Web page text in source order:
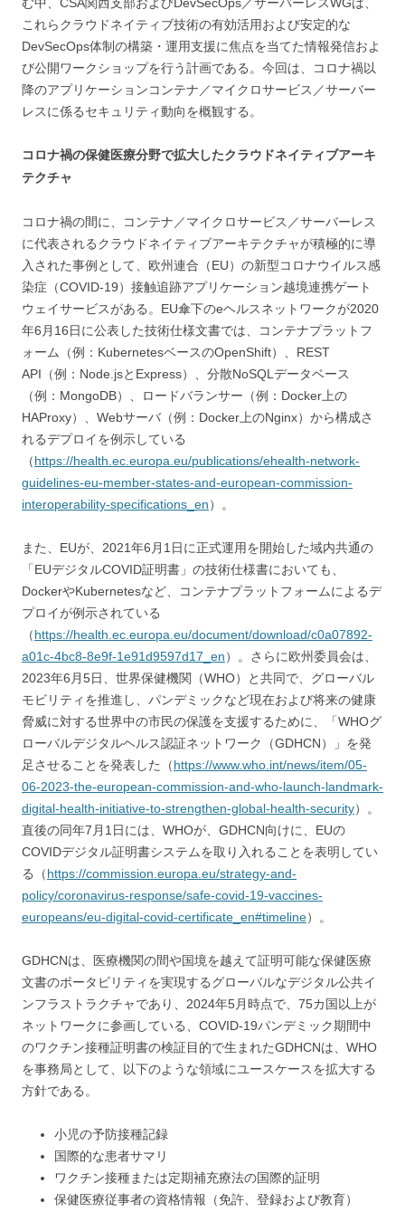
これらクラウドネイティブ技術の有効活用および安定的な
DevSecOps体制の構築・運用支援に焦点を当てた情報発信およ
び公開ワークショップを行う計画である。今回は、コロナ禍以
降のアプリケーションコンテナ／マイクロサービス／サーバー
レスに係るセキュリティ動向を概観する。
コロナ禍の保健医療分野で拡大したクラウドネイティブアーキ
テクチャ
コロナ禍の間に、コンテナ／マイクロサービス／サーバーレス
に代表されるクラウドネイティブアーキテクチャが積極的に導
入された事例として、欧州連合（EU）の新型コロナウイルス感
染症（COVID-19）接触追跡アプリケーション越境連携ゲート
ウェイサービスがある。EU傘下のeヘルスネットワークが2020
年6月16日に公表した技術仕様文書では、コンテナプラットフ
ォーム（例：KubernetesベースのOpenShift）、REST
API（例：Node.jsとExpress）、分散NoSQLデータベース
（例：MongoDB）、ロードバランサー（例：Docker上の
HAProxy）、Webサーバ（例：Docker上のNginx）から構成さ
れるデプロイを例示している
（https://health.ec.europa.eu/publications/ehealth-network-
guidelines-eu-member-states-and-european-commission-
interoperability-specifications_en）。
また、EUが、2021年6月1日に正式運用を開始した域内共通の
「EUデジタルCOVID証明書」の技術仕様書においても、
DockerやKubernetesなど、コンテナプラットフォームによるデ
プロイが例示されている
（https://health.ec.europa.eu/document/download/c0a07892-
a01c-4bc8-8e9f-1e91d9597d17_en）。さらに欧州委員会は、
2023年6月5日、世界保健機関（WHO）と共同で、グローバル
モビリティを推進し、パンデミックなど現在および将来の健康
脅威に対する世界中の市民の保護を支援するために、「WHOグ
ローバルデジタルヘルス認証ネットワーク（GDHCN）」を発
足させることを発表した（https://www.who.int/news/item/05-
06-2023-the-european-commission-and-who-launch-landmark-
digital-health-initiative-to-strengthen-global-health-security）。
直後の同年7月1日には、WHOが、GDHCN向けに、EUの
COVIDデジタル証明書システムを取り入れることを表明してい
る（https://commission.europa.eu/strategy-and-
policy/coronavirus-response/safe-covid-19-vaccines-
europeans/eu-digital-covid-certificate_en#timeline）。
GDHCNは、医療機関の間や国境を越えて証明可能な保健医療
文書のポータビリティを実現するグローバルなデジタル公共イ
ンフラストラクチャであり、2024年5月時点で、75カ国以上が
ネットワークに参画している、COVID-19パンデミック期間中
のワクチン接種証明書の検証目的で生まれたGDHCNは、WHO
を事務局として、以下のような領域にユースケースを拡大する
方針である。
小児の予防接種記録
国際的な患者サマリ
ワクチン接種または定期補充療法の国際的証明
保健医療従事者の資格情報（免許、登録および教育）